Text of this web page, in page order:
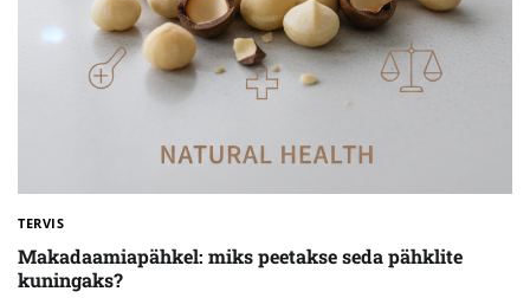
TERVIS
Makadaamiapähkel: miks peetakse seda pähklite
kuningaks?